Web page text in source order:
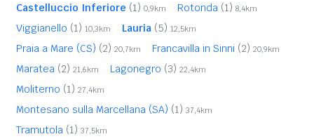
Castelluccio Inferiore (1) 0,9km Rotonda (1) 8,4km
Viggianello (1) 10,3km Lauria (5) 12,5km
Praia a Mare (CS) (2) 20,7km Francavilla in Sinni (2) 20,9km
Maratea (2) 21,6km Lagonegro (3) 22,4km
Moliterno (1) 27,4km
Montesano sulla Marcellana (SA) (1) 37,4km
Tramutola (1) 37,5km